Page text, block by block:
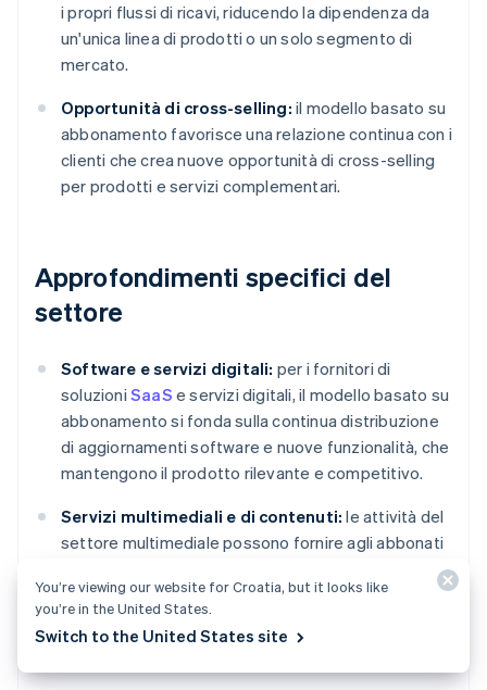
i propri flussi di ricavi, riducendo la dipendenza da
un'unica linea di prodotti o un solo segmento di
mercato.
Opportunità di cross-selling: il modello basato su
abbonamento favorisce una relazione continua con i
clienti che crea nuove opportunità di cross-selling
per prodotti e servizi complementari.
Approfondimenti specifici del
settore
Software e servizi digitali: per i fornitori di
soluzioni SaaS e servizi digitali, il modello basato su
abbonamento si fonda sulla continua distribuzione
di aggiornamenti software e nuove funzionalità, che
mantengono il prodotto rilevante e competitivo.
Servizi multimediali e di contenuti: le attività del
settore multimediale possono fornire agli abbonati
favorendone un coinvolgimento continuo e
riducendo il tasso di abbandono.
You’re viewing our website for Croatia, but it looks like
you’re in the United States.
Switch to the United States site